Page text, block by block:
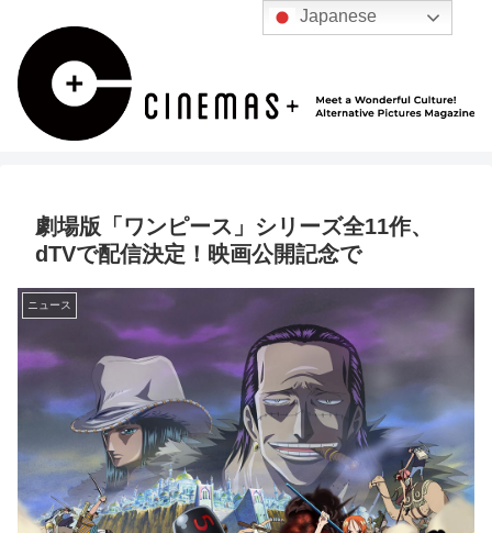
劇場版「ワンピース」シリーズ全11作、
dTVで配信決定！映画公開記念で
ニュース
Japanese